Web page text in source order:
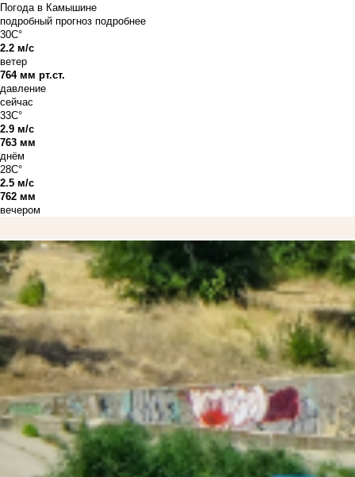
Погода в Камышине
подробный прогноз подробнее
30C°
2.2 м/с
ветер
764 мм рт.ст.
давление
сейчас
33C°
2.9 м/с
763 мм
днём
28C°
2.5 м/с
762 мм
вечером